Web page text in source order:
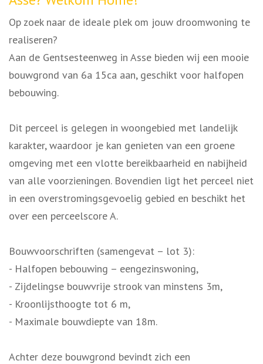
Op zoek naar de ideale plek om jouw droomwoning te
realiseren?
Aan de Gentsesteenweg in Asse bieden wij een mooie
bouwgrond van 6a 15ca aan, geschikt voor halfopen
bebouwing.
Dit perceel is gelegen in woongebied met landelijk
karakter, waardoor je kan genieten van een groene
omgeving met een vlotte bereikbaarheid en nabijheid
van alle voorzieningen. Bovendien ligt het perceel niet
in een overstromingsgevoelig gebied en beschikt het
over een perceelscore A.
Bouwvoorschriften (samengevat – lot 3):
- Halfopen bebouwing – eengezinswoning,
- Zijdelingse bouwvrije strook van minstens 3m,
- Kroonlijsthoogte tot 6 m,
- Maximale bouwdiepte van 18m.
Achter deze bouwgrond bevindt zich een